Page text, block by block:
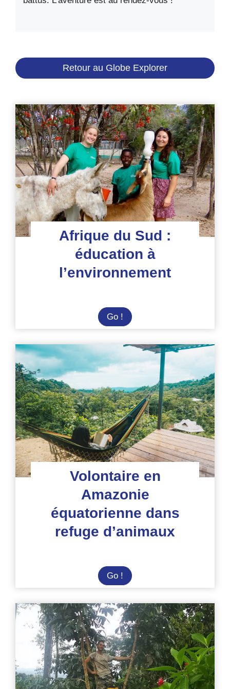
Retour au Globe Explorer
Afrique du Sud :
éducation à
l’environnement
Go ! Afrique
du
Sud
éducation
l’environnement
Volontaire en
Amazonie
équatorienne dans
refuge d’animaux
Go ! Volontaire
en
Amazonie
équatorienne
dans
refuge
d’animaux